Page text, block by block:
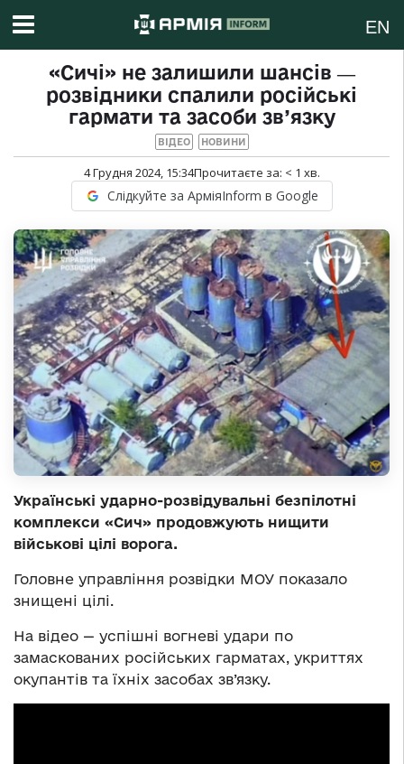
EN
«Сичі» не залишили шансів ―
розвідники спалили російські
гармати та засоби зв’язку
ВІДЕО НОВИНИ
4 Грудня 2024, 15:34Прочитаєте за: < 1 хв.
Слідкуйте за АрміяInform в Google
Українські ударно-розвідувальні безпілотні
комплекси «Сич» продовжують нищити
військові цілі ворога.
Головне управління розвідки МОУ показало
знищені цілі.
На відео — успішні вогневі удари по
замаскованих російських гарматах, укриттях
окупантів та їхніх засобах зв’язку.